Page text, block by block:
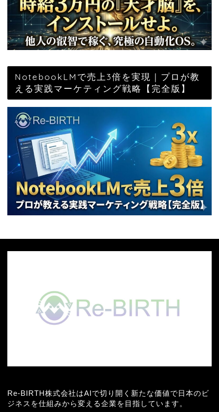
NotebookLMで売上3倍を実現｜プロが教
える実践マーケティング戦略【完全版】
Re-BIRTH株式会社はAIで切り開く新たな価値で日本のビ
ジネスを仕組みから変える企業を目指しています。